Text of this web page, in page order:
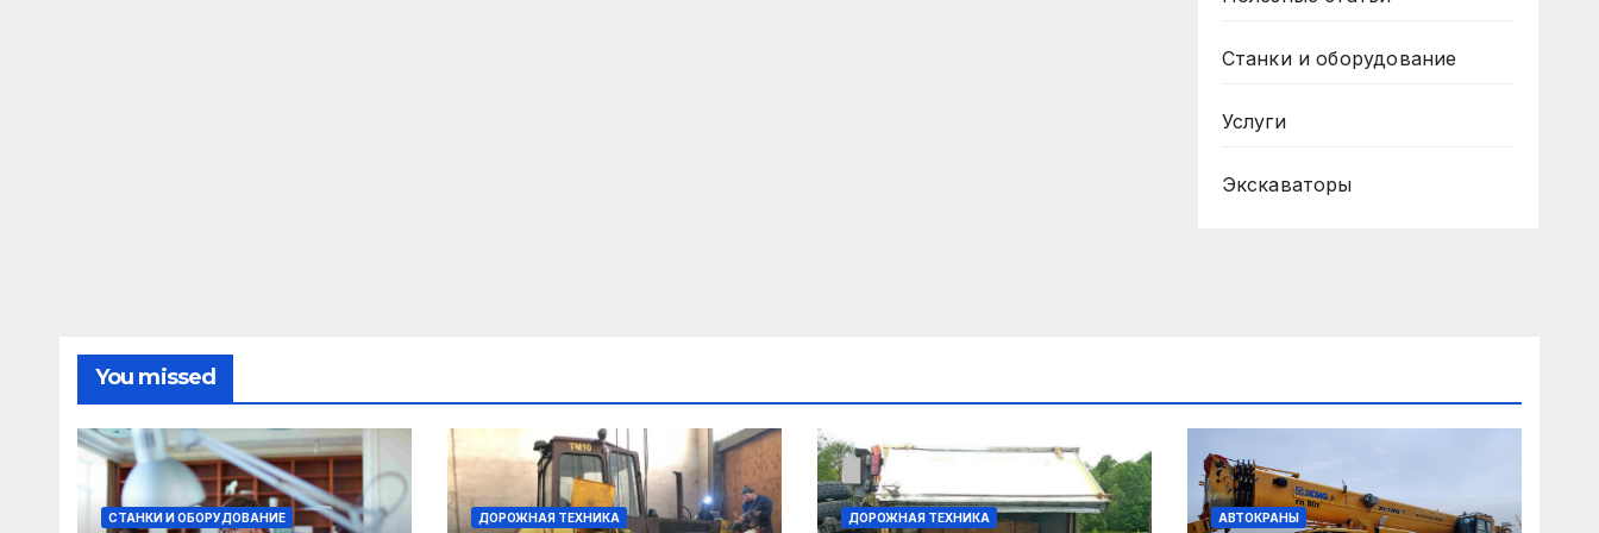
Станки и оборудование
Услуги
Экскаваторы
You missed
СТАНКИ И ОБОРУДОВАНИЕ ДОРОЖНАЯ ТЕХНИКА ДОРОЖНАЯ ТЕХНИКА АВТОКРАНЫ